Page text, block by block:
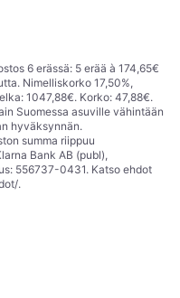
6 erässä: 5 erää à 174,65€
Nimelliskorko 17,50%,
1047,88€. Korko: 47,88€.
Suomessa asuville vähintään
hyväksynnän.
summa riippuu
Bank AB (publ),
556737-0431. Katso ehdot
.